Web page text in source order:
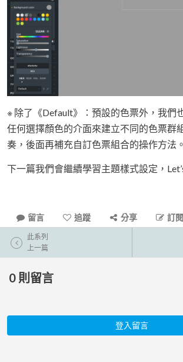
※ 除了《Default》：預設的色票外，我們
任何選擇顏色的介面來建立不同的色票群
奏，後面再補充自訂色票組合的操作方法。
下一篇我們會繼續學習主題樣式設定，
留言 追蹤 分享 訂閱
此系列
上一篇
0 則留言
登入留言